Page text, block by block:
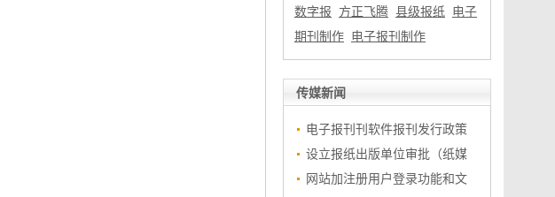
数字报 方正飞腾 县级报纸
电子
期刊制作 电子报刊制作
传媒新闻
电子报刊刊软件报刊发行政策
设立报纸出版单位审批（纸媒
网站加注册用户登录功能和文